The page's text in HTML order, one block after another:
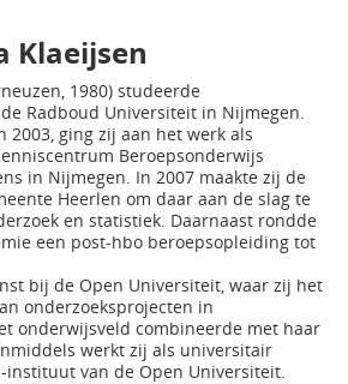
Klaeijsen
1980) studeerde
Radboud Universiteit in Nijmegen.
2003, ging zij aan het werk als
Beroepsonderwijs
in Nijmegen. In 2007 maakte zij de
Heerlen om daar aan de slag te
en statistiek. Daarnaast rondde
een post-hbo beroepsopleiding tot
bij de Open Universiteit, waar zij het
onderzoeksprojecten in
onderwijsveld combineerde met haar
werkt zij als universitair
van de Open Universiteit.